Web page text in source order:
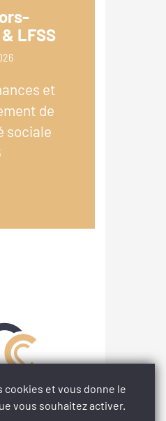
LFSS
et
de
sociale
cookies et vous donne le
vous souhaitez activer.